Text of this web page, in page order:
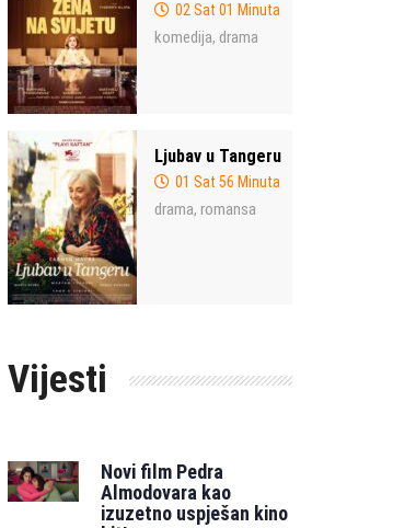
02 Sat 01 Minuta
komedija, drama
Ljubav u Tangeru
01 Sat 56 Minuta
drama, romansa
Vijesti
Novi film Pedra
Almodovara kao
izuzetno uspješan kino